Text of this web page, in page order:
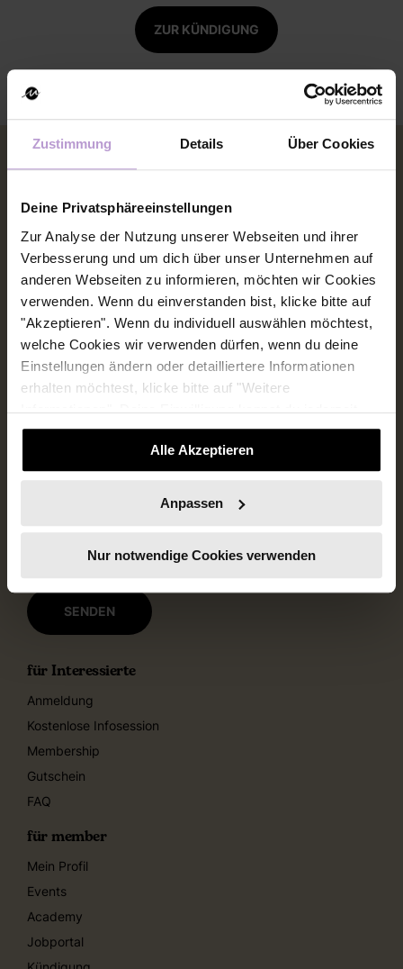
Zustimmung Details Über Cookies
Deine Privatsphäreeinstellungen
Zur Analyse der Nutzung unserer Webseiten und ihrer
Verbesserung und um dich über unser Unternehmen auf
anderen Webseiten zu informieren, möchten wir Cookies
verwenden. Wenn du einverstanden bist, klicke bitte auf
"Akzeptieren". Wenn du individuell auswählen möchtest,
welche Cookies wir verwenden dürfen, wenn du deine
Einstellungen ändern oder detailliertere Informationen
erhalten möchtest, klicke bitte auf "Weitere
Informationen". Deine Einwilligung kannst du jederzeit
widerrufen.
Alle Akzeptieren
Anpassen
Nur notwendige Cookies verwenden
ZUR KÜNDIGUNG
nushu Female Business
Wir sorgen für mehr Weiblichkeit in der Wirtschaft
Werde Teil des nushuversums
E-Mail *
business relevante Themen informiert
für Interessierte
Anmeldung
Kostenlose Infosession
Membership
Gutschein
FAQ
für member
Mein Profil
Events
Academy
Jobportal